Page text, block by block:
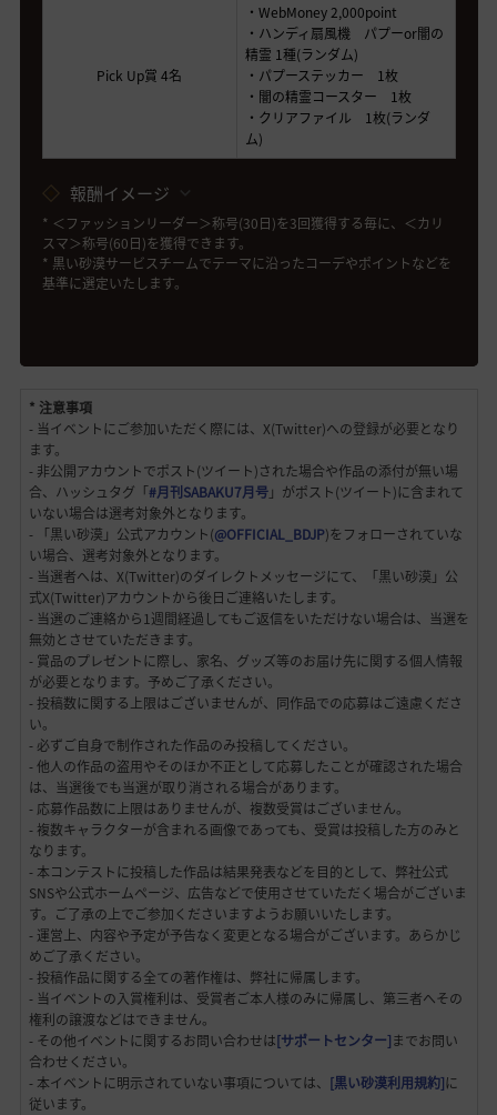
Pick Up賞 4名
・WebMoney 2,000point
・ハンディ扇風機 パプーor闇の
精霊 1種(ランダム)
・パプーステッカー 1枚
・闇の精霊コースター 1枚
・クリアファイル 1枚(ランダ
ム)
報酬イメージ
* ＜ファッションリーダー＞称号(30日)を3回獲得する毎に、＜カリ
スマ＞称号(60日)を獲得できます。
* 黒い砂漠サービスチームでテーマに沿ったコーデやポイントなどを
基準に選定いたします。
* 注意事項
‐ 当イベントにご参加いただく際には、X(Twitter)への登録が必要となり
ます。
‐ 非公開アカウントでポスト(ツイート)された場合や作品の添付が無い場
合、ハッシュタグ「#月刊SABAKU7月号」がポスト(ツイート)に含まれて
いない場合は選考対象外となります。
‐ 「黒い砂漠」公式アカウント(@OFFICIAL_BDJP)をフォローされていな
い場合、選考対象外となります。
‐ 当選者へは、X(Twitter)のダイレクトメッセージにて、「黒い砂漠」公
式X(Twitter)アカウントから後日ご連絡いたします。
‐ 当選のご連絡から1週間経過してもご返信をいただけない場合は、当選を
無効とさせていただきます。
‐ 賞品のプレゼントに際し、家名、グッズ等のお届け先に関する個人情報
が必要となります。予めご了承ください。
‐ 投稿数に関する上限はございませんが、同作品での応募はご遠慮くださ
い。
‐ 必ずご自身で制作された作品のみ投稿してください。
‐ 他人の作品の盗用やそのほか不正として応募したことが確認された場合
は、当選後でも当選が取り消される場合があります。
‐ 応募作品数に上限はありませんが、複数受賞はございません。
‐ 複数キャラクターが含まれる画像であっても、受賞は投稿した方のみと
なります。
‐ 本コンテストに投稿した作品は結果発表などを目的として、弊社公式
SNSや公式ホームページ、広告などで使用させていただく場合がございま
す。ご了承の上でご参加くださいますようお願いいたします。
‐ 運営上、内容や予定が予告なく変更となる場合がございます。あらかじ
めご了承ください。
‐ 投稿作品に関する全ての著作権は、弊社に帰属します。
‐ 当イベントの入賞権利は、受賞者ご本人様のみに帰属し、第三者へその
権利の譲渡などはできません。
‐ その他イベントに関するお問い合わせは[サポートセンター]までお問い
合わせください。
‐ 本イベントに明示されていない事項については、 [黒い砂漠利用規約]に
従います。